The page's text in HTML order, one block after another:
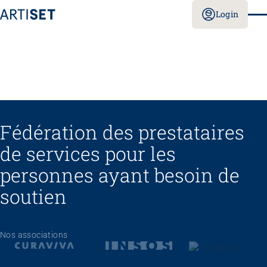
Login
Fédération des prestataires
de services pour les
personnes ayant besoin de
soutien
Nos associations